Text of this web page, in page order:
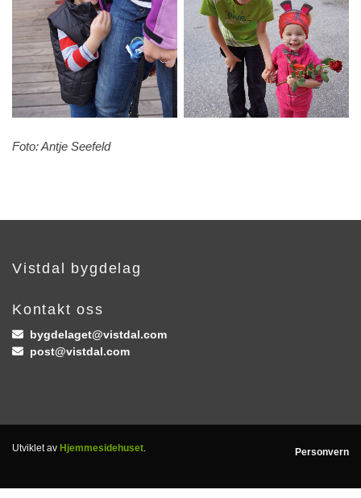
Foto: Antje Seefeld
Vistdal bygdelag
Kontakt oss
 bygdelaget@vistdal.com
 post@vistdal.com
Utviklet av Hjemmesidehuset Personvern